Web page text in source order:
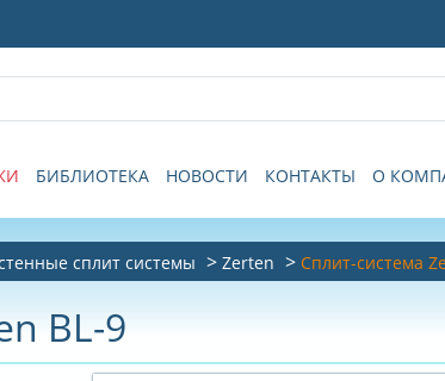
БИБЛИОТЕКА НОВОСТИ КОНТАКТЫ О
сплит системы Zerten Сплит-система
BL-9